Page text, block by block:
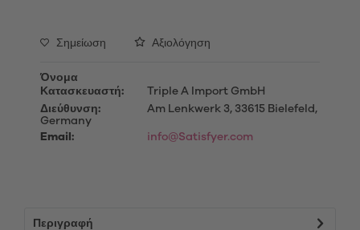
Σημείωση Αξιολόγηση
Όνομα
Κατασκευαστή:
Triple A Import GmbH
Διεύθυνση:
Am Lenkwerk 3, 33615 Bielefeld,
Germany
Email:
info@Satisfyer.com
Περιγραφή